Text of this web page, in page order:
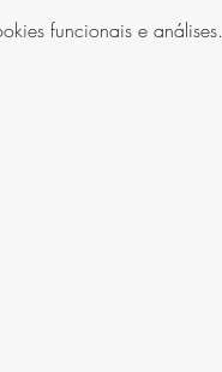
funcionais e análises.